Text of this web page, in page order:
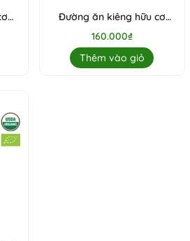
Đường ăn kiêng hữu cơ
160.000₫
Thêm vào giỏ